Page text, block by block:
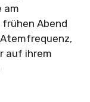
am
Abend
auf ihrem